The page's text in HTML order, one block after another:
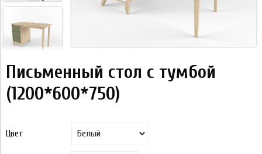
Письменный стол с тумбой
(1200*600*750)
Цвет